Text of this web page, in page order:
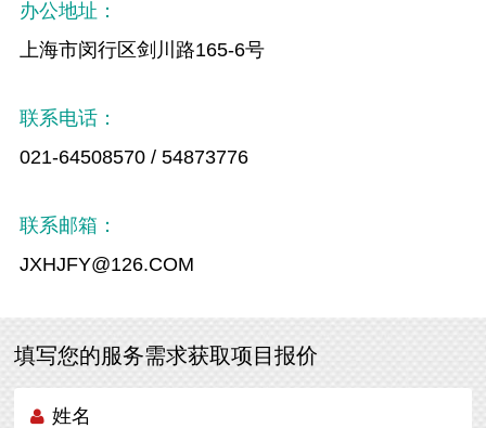
办公地址：
上海市闵行区剑川路165-6号
联系电话：
021-64508570 / 54873776
联系邮箱：
JXHJFY@126.COM
填写您的服务需求获取项目报价
姓名